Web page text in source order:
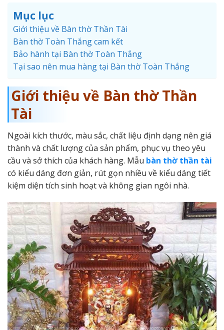
Mục lục
Giới thiệu về Bàn thờ Thần Tài
Bàn thờ Toàn Thắng cam kết
Bảo hành tại Bàn thờ Toàn Thắng
Tại sao nên mua hàng tại Bàn thờ Toàn Thắng
Giới thiệu về Bàn thờ Thần
Tài
Ngoài kích thước, màu sắc, chất liệu định dạng nên giá
thành và chất lượng của sản phẩm, phục vụ theo yêu
cầu và sở thích của khách hàng. Mẫu bàn thờ thần tài
có kiểu dáng đơn giản, rút gọn nhiều về kiểu dáng tiết
kiệm diện tích sinh hoạt và không gian ngôi nhà.